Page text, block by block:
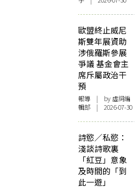
歐盟終止威尼
斯雙年展資助
涉俄羅斯參展
爭議 基金會主
席斥屬政治干
預
報導 | by 虛詞編
輯部 | 2026-07-30
詩慾／私慾：
淺談詩歌裏
「紅豆」意象
及時間的「到
此一遊」